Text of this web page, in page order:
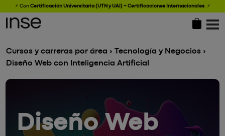
⚡ Con Certificación Universitaria (UTN y UAI) + Certificaciones Internacionales. ⚡
Cursos y carreras por área › Tecnología y Negocios ›
Diseño Web con Inteligencia Artificial
Diseño Web